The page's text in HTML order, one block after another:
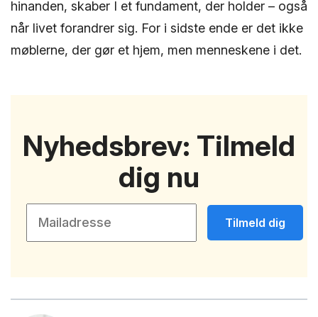
hinanden, skaber I et fundament, der holder – også
når livet forandrer sig. For i sidste ende er det ikke
møblerne, der gør et hjem, men menneskene i det.
Nyhedsbrev: Tilmeld
dig nu
Tilmeld dig